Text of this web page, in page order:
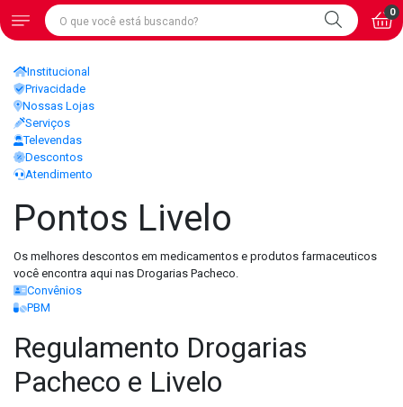
0
Institucional
Privacidade
Nossas Lojas
Serviços
Televendas
Descontos
Atendimento
Pontos Livelo
Os melhores descontos em medicamentos e produtos farmaceuticos
você encontra aqui nas Drogarias Pacheco.
Convênios
PBM
Regulamento Drogarias
Pacheco e Livelo